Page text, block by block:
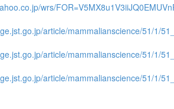
wrs/
article/mammalianscience/51/1/
article/mammalianscience/51/1/
article/mammalianscience/51/1/